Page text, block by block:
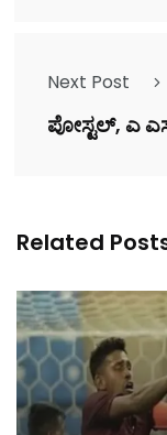
Next Post
ಪೋಸ್ಟಲ್, ಎ
Related